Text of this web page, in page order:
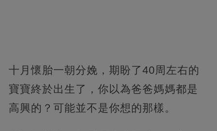
十月懷胎一朝分娩，期盼了40周左右的
寶寶終於出生了，你以為爸爸媽媽都是
高興的？可能並不是你想的那樣。